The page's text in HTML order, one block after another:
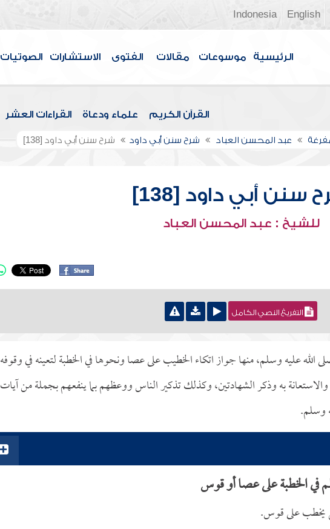
English
Indonesia
الرئيسية موسوعات مقالات الفتوى الاستشارات الصوتيات
القرآن الكريم علماء ودعاة القراءات العشر
عبد المحسن العباد شرح سنن أبي داود شرح سنن أبي داود [138]
سنن أبي داود [138]
للشيخ : عبد المحسن العباد
التفريغ النصي الكامل
عليه وسلم، منها جواز اتكاء الخطيب على عصا ونحوها في الخطبة لتعينه في
والاستعانة به وذكر الشهادتين، وكذلك تذكير الناس ووعظهم بما ينفعهم بجملة من آيات
وسلم.
في الخطبة على عصا أو قوس
يخطب على قوس.